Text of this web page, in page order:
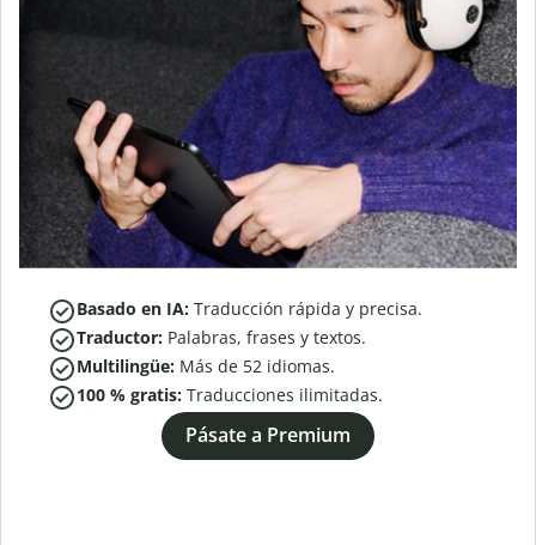
Basado en IA: Traducción rápida y precisa.
Traductor: Palabras, frases y textos.
Multilingüe: Más de 52 idiomas.
100 % gratis: Traducciones ilimitadas.
Pásate a Premium